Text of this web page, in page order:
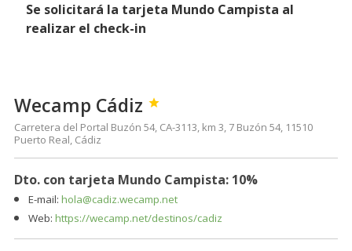
Se solicitará la tarjeta Mundo Campista al
realizar el check-in
Wecamp Cádiz 
Carretera del Portal Buzón 54, CA-3113, km 3, 7 Buzón 54, 11510
Puerto Real, Cádiz
Dto. con tarjeta Mundo Campista: 10%
E-mail:hola@cadiz.wecamp.net
Web:https://wecamp.net/destinos/cadiz